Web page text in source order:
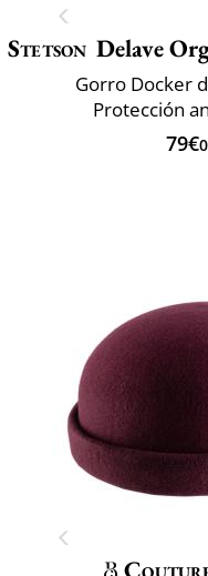
Stetson Delave
Gorro Docker
Protección
79€